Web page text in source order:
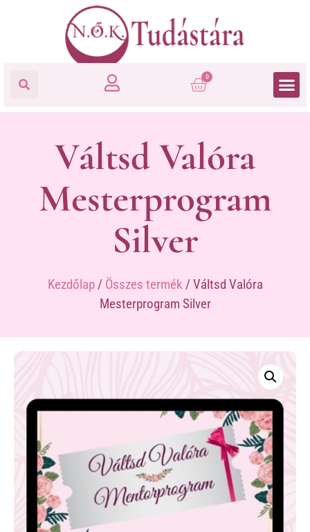
0
Váltsd Valóra
Mesterprogram
Silver
Kezdőlap/ Összes termék / Váltsd Valóra
Mesterprogram Silver